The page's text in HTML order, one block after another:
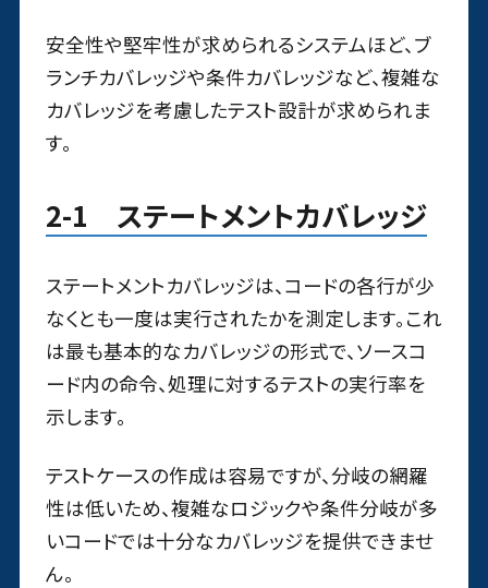
安全性や堅牢性が求められるシステムほど、ブ
ランチカバレッジや条件カバレッジなど、複雑な
カバレッジを考慮したテスト設計が求められま
す。
2-1 ステートメントカバレッジ
ステートメントカバレッジは、コードの各行が少
なくとも一度は実行されたかを測定します。これ
は最も基本的なカバレッジの形式で、ソースコ
ード内の命令、処理に対するテストの実行率を
示します。
テストケースの作成は容易ですが、分岐の網羅
性は低いため、複雑なロジックや条件分岐が多
いコードでは十分なカバレッジを提供できませ
ん。